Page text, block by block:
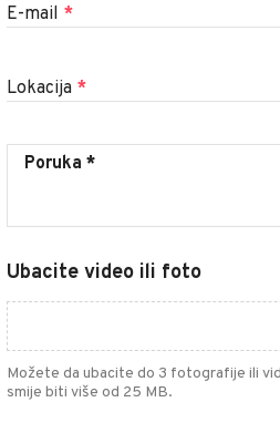
E-mail *
Lokacija *
Ubacite video ili foto
Možete da ubacite do 3 fotografije ili
smije biti više od 25 MB.